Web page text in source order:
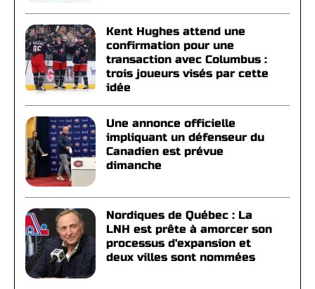
Kent Hughes attend une
confirmation pour une
transaction avec Columbus :
trois joueurs visés par cette
idée
Une annonce officielle
impliquant un défenseur du
Canadien est prévue
dimanche
Nordiques de Québec : La
LNH est prête à amorcer son
processus d'expansion et
deux villes sont nommées